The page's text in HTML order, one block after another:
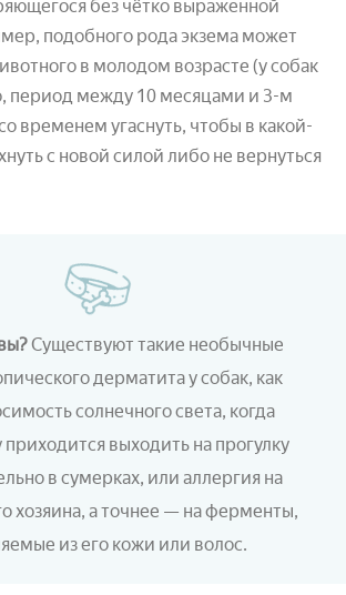
без чётко выраженной
подобного рода экзема может
в молодом возрасте (у собак
период между 10 месяцами и 3-м
временем угаснуть, чтобы в какой-
с новой силой либо не вернуться
Существуют такие необычные
дерматита у собак, как
солнечного света, когда
выходить на прогулку
в сумерках, или аллергия на
хозяина, а точнее — на ферменты,
из его кожи или волос.